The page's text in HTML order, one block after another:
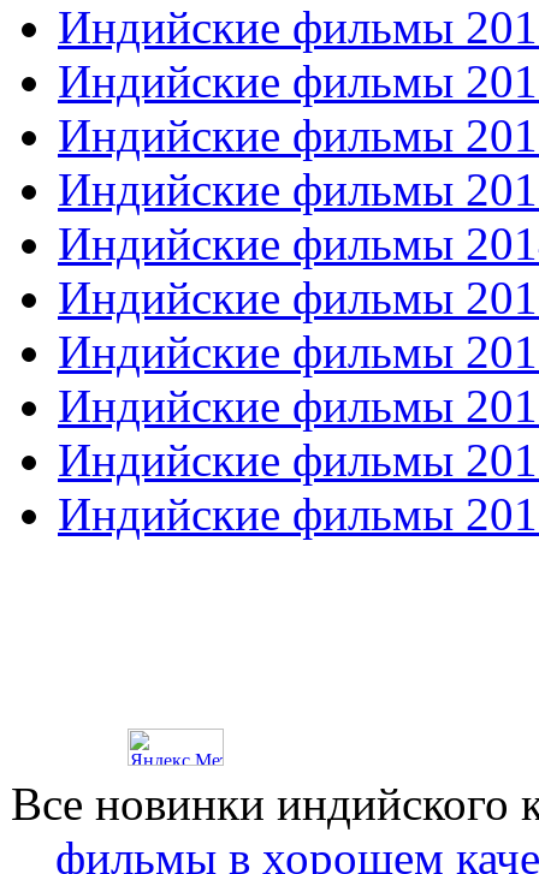
Индийские фильмы
Индийские фильмы
Индийские фильмы
Индийские фильмы
Индийские фильмы
Индийские фильмы
Индийские фильмы
Индийские фильмы
Индийские фильмы
Индийские фильмы
Все новинки
фильмы в хорошем